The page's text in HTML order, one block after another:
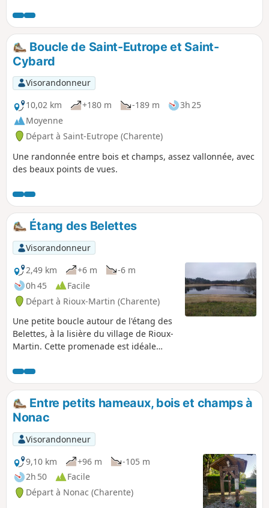
très grand étang, ensuite on travers une
partie boisée et la fin de la randonnée offre
des beaux points de vue sur la campagne.
Boucle de Saint-Eutrope et Saint-
Cybard
Visorandonneur
10,02 km
+180 m -189 m
3h 25
Moyenne
Départ à Saint-Eutrope (Charente)
Une randonnée entre bois et champs, assez vallonnée, avec
des beaux points de vues.
Étang des Belettes
Visorandonneur
2,49 km
+6 m
-6 m
0h 45
Facile
Départ à Rioux-Martin (Charente)
Une petite boucle autour de l'étang des
Belettes, à la lisière du village de Rioux-
Martin. Cette promenade est idéale
les promeneurs avec leur chien.
Accessible en toutes saisons, c'est une
belle balade pour renouer avec la
nature.Entre petits hameaux, bois et champs à
Nonac
Visorandonneur
9,10 km
+96 m
-105 m
2h 50
Facile
Départ à Nonac (Charente)